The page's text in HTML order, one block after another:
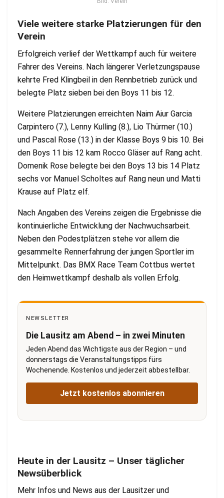
Viele weitere starke Platzierungen für den
Verein
Erfolgreich verlief der Wettkampf auch für weitere
Fahrer des Vereins. Nach längerer Verletzungspause
kehrte Fred Klingbeil in den Rennbetrieb zurück und
belegte Platz sieben bei den Boys 11 bis 12.
Weitere Platzierungen erreichten Naim Aiur Garcia
Carpintero (7.), Lenny Kulling (8.), Lio Thürmer (10.)
und Pascal Rose (13.) in der Klasse Boys 9 bis 10. Bei
den Boys 11 bis 12 kam Rocco Gläser auf Rang acht.
Domenik Rose belegte bei den Boys 13 bis 14 Platz
sechs vor Manuel Scholtes auf Rang neun und Matti
Krause auf Platz elf.
Nach Angaben des Vereins zeigen die Ergebnisse die
kontinuierliche Entwicklung der Nachwuchsarbeit.
Neben den Podestplätzen stehe vor allem die
gesammelte Rennerfahrung der jungen Sportler im
Mittelpunkt. Das BMX Race Team Cottbus wertet
den Heimwettkampf deshalb als vollen Erfolg.
NEWSLETTER
Die Lausitz am Abend – in zwei Minuten
Jeden Abend das Wichtigste aus der Region – und
donnerstags die Veranstaltungstipps fürs
Wochenende. Kostenlos und jederzeit abbestellbar.
Jetzt kostenlos abonnieren
Heute in der Lausitz – Unser täglicher
Newsüberblick
Mehr Infos und News aus der Lausitzer und